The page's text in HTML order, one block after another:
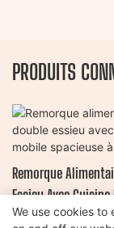
PRODUITS
Remorque
Essieu Avec
Spacieuse À Vendre
We use cookies